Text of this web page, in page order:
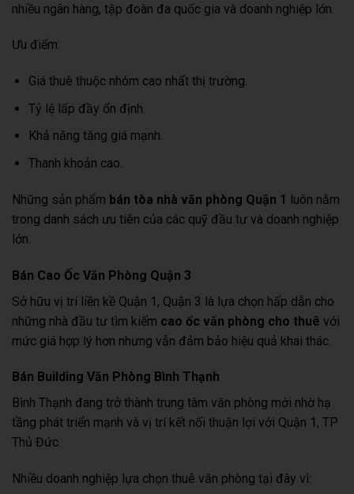
nhiều ngân hàng, tập đoàn đa quốc gia và doanh nghiệp lớn.
Ưu điểm:
Giá thuê thuộc nhóm cao nhất thị trường.
Tỷ lệ lấp đầy ổn định.
Khả năng tăng giá mạnh.
Thanh khoản cao.
Những sản phẩm bán tòa nhà văn phòng Quận 1 luôn nằm
trong danh sách ưu tiên của các quỹ đầu tư và doanh nghiệp
lớn.
Bán Cao Ốc Văn Phòng Quận 3
Sở hữu vị trí liền kề Quận 1, Quận 3 là lựa chọn hấp dẫn cho
những nhà đầu tư tìm kiếm cao ốc văn phòng cho thuê với
mức giá hợp lý hơn nhưng vẫn đảm bảo hiệu quả khai thác.
Bán Building Văn Phòng Bình Thạnh
Bình Thạnh đang trở thành trung tâm văn phòng mới nhờ hạ
tầng phát triển mạnh và vị trí kết nối thuận lợi với Quận 1, TP
Thủ Đức.
Nhiều doanh nghiệp lựa chọn thuê văn phòng tại đây vì: